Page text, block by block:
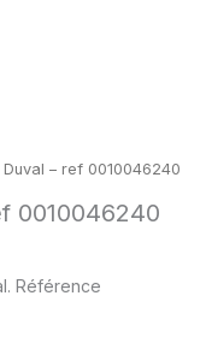
– ref 0010046240
0010046240
Référence